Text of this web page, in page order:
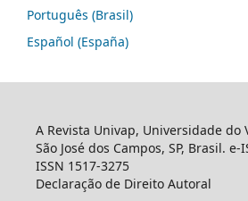
Português (Brasil)
Español (España)
A Revista Univap, Universidade do
São José dos Campos, SP, Brasil. e-
ISSN 1517-3275
Declaração de Direito Autoral